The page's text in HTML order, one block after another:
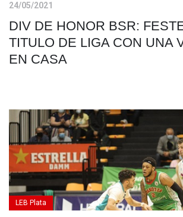
24/05/2021
DIV DE HONOR BSR:
TITULO DE LIGA CON UNA
EN CASA
LEB Plata